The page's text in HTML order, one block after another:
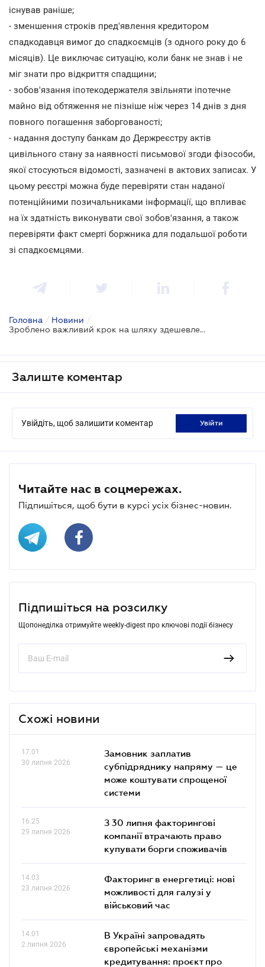
існував раніше;
- зменшення строків пред'явлення кредитором
спадкодавця вимог до спадкоємців (з одного року до 6
місяців). Це виключає ситуацію, коли банк не знав і не
міг знати про відкриття спадщини;
- зобов'язання іпотекодержателя звільняти іпотечне
майно від обтяження не пізніше ніж через 14 днів з дня
повного погашення заборгованості;
- надання доступу банкам до Держреєстру актів
цивільного стану за наявності письмової згоди фізособи,
якої стосуються відомості, зазначені в актових записах. У
цьому реєстрі можна буде перевіряти стан наданої
потенційними позичальниками інформації, що впливає
на їх здатність виконувати свої зобов'язання, а також
перевіряти факт смерті боржника для подальшої роботи
зі спадкоємцями.
Головна / Новини /
Зроблено важливий крок на шляху здешевлення кредитів
Залиште коментар
Увійдіть, щоб залишити коментар увійти
Читайте нас в соцмережах.
Підпишіться, щоб бути в курсі усіх бізнес-новин.
Підпишіться на розсилку
Щопонеділка отримуйте weekly-digest про ключові події бізнесу
Схожі новини
17.01
30 липня 2026
Замовник заплатив
субпідряднику напряму — це
може коштувати спрощеної
системи
16.25
29 липня 2026
З 30 липня факторингові
компанії втрачають право
купувати борги споживачів
14.03
23 липня 2026
Факторинг в енергетиці: нові
можливості для галузі у
військовий час
14.01
2 липня 2026
В Україні запровадять
європейські механізми
кредитування: проєкт про